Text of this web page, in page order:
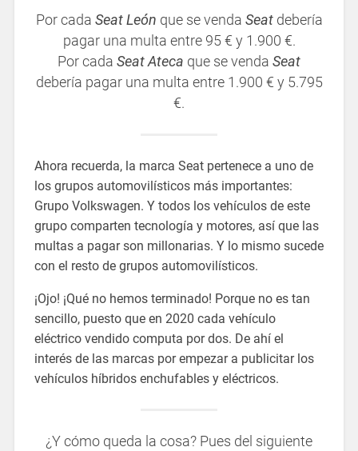
Por cada Seat León que se venda Seatdebería
pagar una multa entre 95 € y 1.900 €.
Por cada Seat Ateca que se venda Seat
debería pagar una multa entre 1.900 € y 5.795
€.
Ahora recuerda, la marca Seat pertenece a uno de
los grupos automovilísticos más importantes:
Grupo Volkswagen. Y todos los vehículos de este
grupo comparten tecnología y motores, así que las
multas a pagar son millonarias. Y lo mismo sucede
con el resto de grupos automovilísticos.
¡Ojo! ¡Qué no hemos terminado! Porque no es tan
sencillo, puesto que en 2020 cada vehículo
eléctrico vendido computa por dos. De ahí el
interés de las marcas por empezar a publicitar los
vehículos híbridos enchufables y eléctricos.
¿Y cómo queda la cosa? Pues del siguiente